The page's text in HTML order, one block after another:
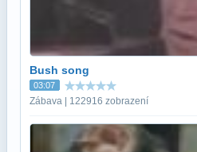
Bush song
03:07
Zábava | 122916 zobrazení